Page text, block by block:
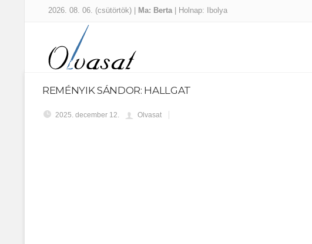
2026. 08. 06. (csütörtök) | Ma: Berta | Holnap: Ibolya
REMÉNYIK SÁNDOR: HALLGAT
2025. december 12. Olvasat